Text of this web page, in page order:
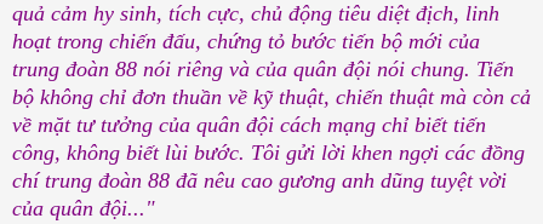
quả cảm hy sinh, tích cực, chủ động tiêu diệt địch, linh
hoạt trong chiến đấu, chứng tỏ bước tiến bộ mới của
trung đoàn 88 nói riêng và của quân đội nói chung. Tiến
bộ không chỉ đơn thuần về kỹ thuật, chiến thuật mà còn cả
về mặt tư tưởng của quân đội cách mạng chỉ biết tiến
công, không biết lùi bước. Tôi gửi lời khen ngợi các đồng
chí trung đoàn 88 đã nêu cao gương anh dũng tuyệt vời
của quân đội..."